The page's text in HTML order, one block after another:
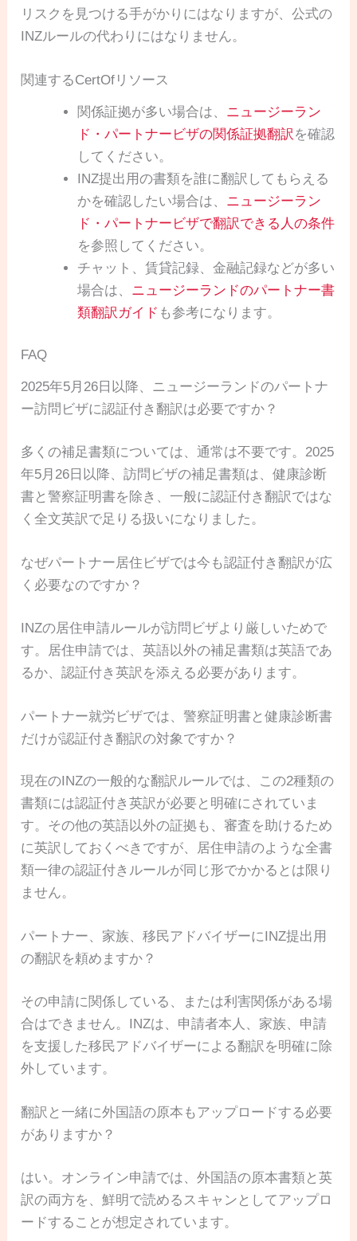
リスクを見つける手がかりにはなりますが、公式の
INZルールの代わりにはなりません。
関連するCertOfリソース
関係証拠が多い場合は、 ニュージーラン
ド・パートナービザの関係証拠翻訳 を確認
してください。
INZ提出用の書類を誰に翻訳してもらえる
かを確認したい場合は、 ニュージーラン
ド・パートナービザで翻訳できる人の条件
を参照してください。
チャット、賃貸記録、金融記録などが多い
場合は、 ニュージーランドのパートナー書
類翻訳ガイド も参考になります。
FAQ
2025年5月26日以降、ニュージーランドのパートナ
ー訪問ビザに認証付き翻訳は必要ですか？
多くの補足書類については、通常は不要です。2025
年5月26日以降、訪問ビザの補足書類は、健康診断
書と警察証明書を除き、一般に認証付き翻訳ではな
く全文英訳で足りる扱いになりました。
なぜパートナー居住ビザでは今も認証付き翻訳が広
く必要なのですか？
INZの居住申請ルールが訪問ビザより厳しいためで
す。居住申請では、英語以外の補足書類は英語であ
るか、認証付き英訳を添える必要があります。
パートナー就労ビザでは、警察証明書と健康診断書
だけが認証付き翻訳の対象ですか？
現在のINZの一般的な翻訳ルールでは、この2種類の
書類には認証付き英訳が必要と明確にされていま
す。その他の英語以外の証拠も、審査を助けるため
に英訳しておくべきですが、居住申請のような全書
類一律の認証付きルールが同じ形でかかるとは限り
ません。
パートナー、家族、移民アドバイザーにINZ提出用
の翻訳を頼めますか？
その申請に関係している、または利害関係がある場
合はできません。INZは、申請者本人、家族、申請
を支援した移民アドバイザーによる翻訳を明確に除
外しています。
翻訳と一緒に外国語の原本もアップロードする必要
がありますか？
はい。オンライン申請では、外国語の原本書類と英
訳の両方を、鮮明で読めるスキャンとしてアップロ
ードすることが想定されています。